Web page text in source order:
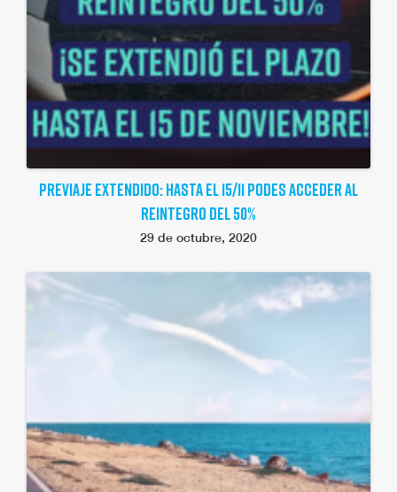
PREVIAJE EXTENDIDO: HASTA EL 15/11 PODES ACCEDER AL
REINTEGRO DEL 50%
29 de octubre, 2020